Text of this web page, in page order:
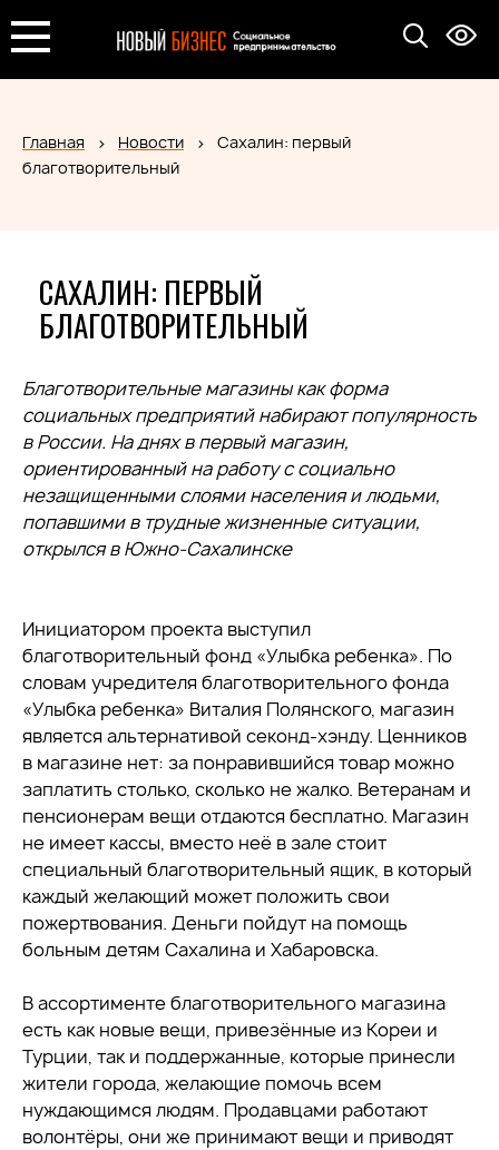
Главная Новости
Сахалин: первый
благотворительный
САХАЛИН: ПЕРВЫЙ
БЛАГОТВОРИТЕЛЬНЫЙ
Благотворительные магазины как форма
социальных предприятий набирают популярность
в России. На днях в первый магазин,
ориентированный на работу с социально
незащищенными слоями населения и людьми,
попавшими в трудные жизненные ситуации,
открылся в Южно-Сахалинске
Инициатором проекта выступил
благотворительный фонд «Улыбка ребенка». По
словам учредителя благотворительного фонда
«Улыбка ребенка» Виталия Полянского, магазин
является альтернативой секонд-хэнду. Ценников
в магазине нет: за понравившийся товар можно
заплатить столько, сколько не жалко. Ветеранам и
пенсионерам вещи отдаются бесплатно. Магазин
не имеет кассы, вместо неё в зале стоит
специальный благотворительный ящик, в который
каждый желающий может положить свои
пожертвования. Деньги пойдут на помощь
больным детям Сахалина и Хабаровска.
В ассортименте благотворительного магазина
есть как новые вещи, привезённые из Кореи и
Турции, так и поддержанные, которые принесли
жители города, желающие помочь всем
нуждающимся людям. Продавцами работают
волонтёры, они же принимают вещи и приводят